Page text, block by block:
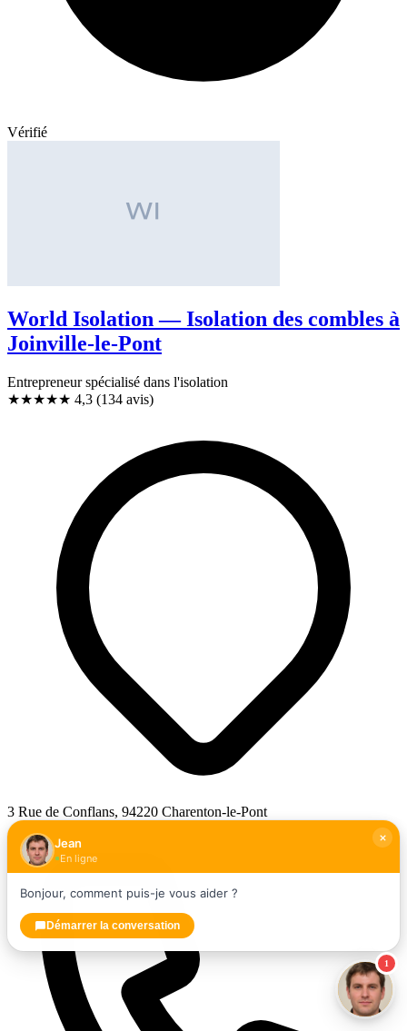
Vérifié
World Isolation — Isolation des combles à
Joinville-le-Pont
Entrepreneur spécialisé dans l'isolation
★★★★★ 4,3 (134 avis)
3 Rue de Conflans, 94220 Charenton-le-Pont
1
Jean
En ligne
Bonjour, comment puis-je vous aider ?
Démarrer la conversation